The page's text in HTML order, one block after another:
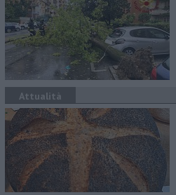
Attualità